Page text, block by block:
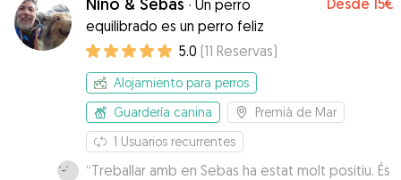
dudarlo. ” · Un perro
equilibrado es un perro feliz
Desde 15€
5.0 (11 Reservas)
Alojamiento para perros
Guardería canina
Premià de Mar
1 Usuarios recurrentes
“Treballar amb en Sebas ha estat molt positiu. És